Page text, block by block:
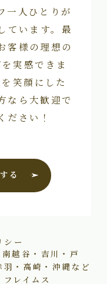
一人ひとりが
ています。最
客様の理想の
実感できま
笑顔にした
なら大歓迎で
ださい！
る
シー
越谷・吉川・戸
・高崎・沖縄など
レイムス